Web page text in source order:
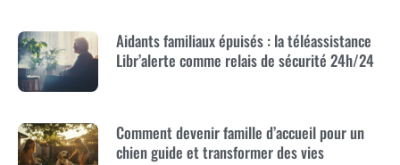
Aidants familiaux épuisés : la téléassistance
Libr’alerte comme relais de sécurité 24h/24
Comment devenir famille d’accueil pour un
chien guide et transformer des vies